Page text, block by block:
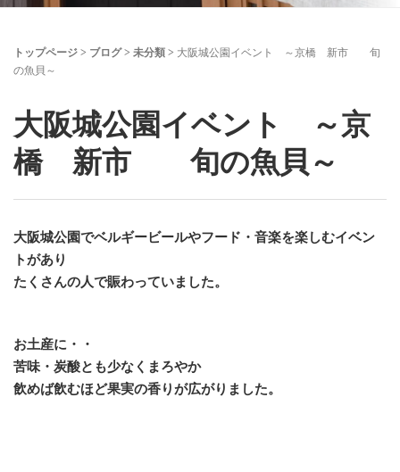
トップページ > ブログ> 未分類 > 大阪城公園イベント ～京橋 新市 旬
の魚貝～
大阪城公園イベント ～京
橋 新市 旬の魚貝～
大阪城公園でベルギービールやフード・音楽を楽しむイベン
トがあり
たくさんの人で賑わっていました。
お土産に・・
苦味・炭酸とも少なくまろやか
飲めば飲むほど果実の香りが広がりました。